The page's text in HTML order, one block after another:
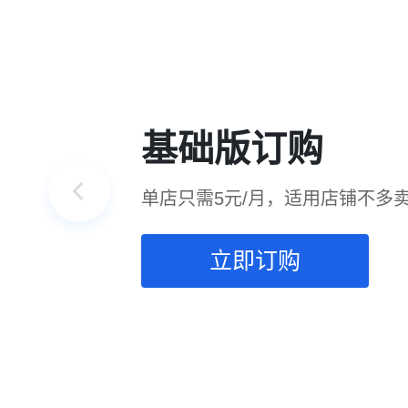
基础版订购
单店只需5元/月，适用店铺不多
立即订购